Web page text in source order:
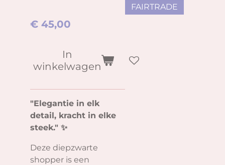
FAIRTRADE
€ 45,00
In
winkelwagen
"Elegantie in elk
detail, kracht in elke
steek." ✨
Deze diepzwarte
shopper is een